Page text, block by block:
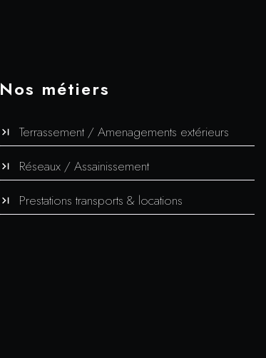
Nos métiers
Terrassement / Amenagements extérieurs
Réseaux / Assainissement
Prestations transports & locations